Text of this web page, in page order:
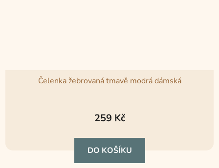
Čelenka žebrovaná tmavě modrá dámská
259 Kč
DO KOŠÍKU